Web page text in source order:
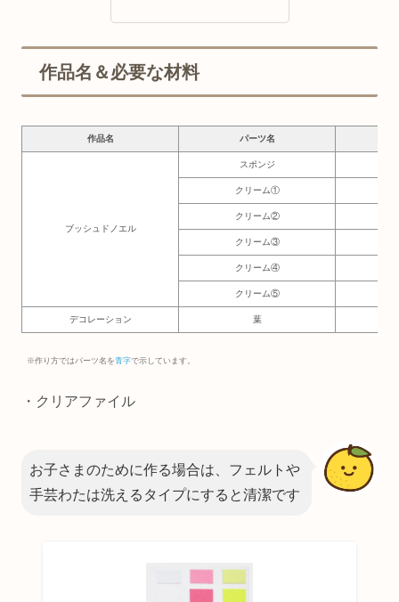
作品名＆必要な材料
作品名 パーツ名
ブッシュドノエル
スポンジ
クリーム①
クリーム②
クリーム③
クリーム④
クリーム⑤
デコレーション 葉
※作り方ではパーツ名を青字で示しています。
・クリアファイル
お子さまのために作る場合は、フェルトや
手芸わたは洗えるタイプにすると清潔です